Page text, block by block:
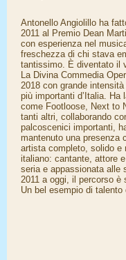
Antonello Angiolillo ha
2011 al Premio Dean
con esperienza nel
freschezza di chi stava
tantissimo. È diventato il
La Divina Commedia
2018 con grande
più importanti d’Italia.
come Footloose, Next to
tanti altri, collaborando
palcoscenici importanti,
mantenuto una presenza
artista completo, solido e
italiano: cantante, attore
seria e appassionata alle
2011 a oggi, il percorso è
Un bel esempio di talento